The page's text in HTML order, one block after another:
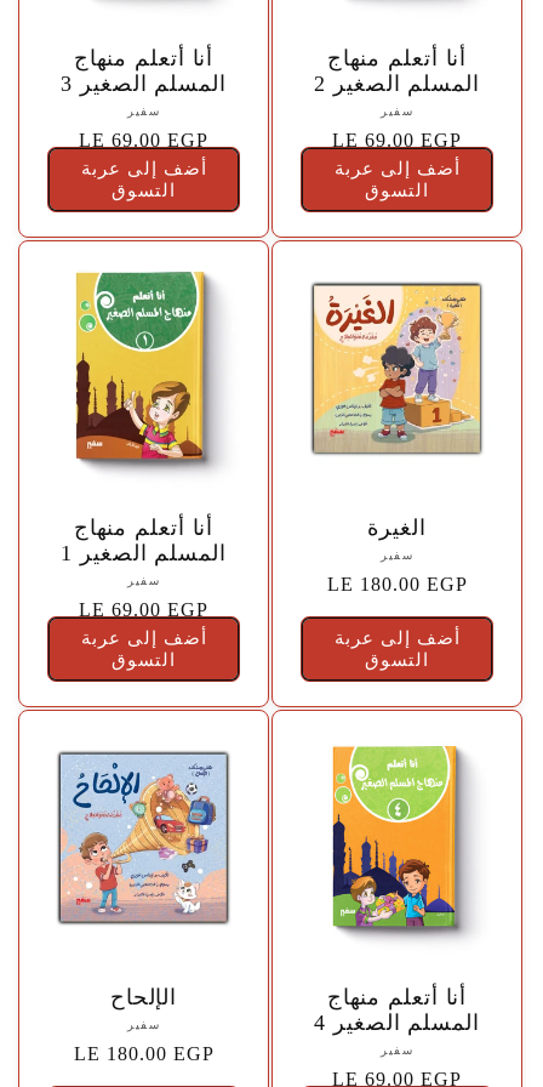
o
أنا أتعلم منهاج
المسلم الصغير 3
المورّد:
{{
vendor
}}
سفير
السعر
الاعتيادي
LE 69.00 EGP
أضف إلى عربة
التسوق
أنا أتعلم منهاج
المسلم الصغير 2
المورّد:
{{
vendor
}}
سفير
السعر
الاعتيادي
LE 69.00 EGP
أضف إلى عربة
التسوق
أنا أتعلم منهاج
المسلم الصغير 1
المورّد:
{{
vendor
}}
سفير
السعر
الاعتيادي
LE 69.00 EGP
أضف إلى عربة
التسوق
الغيرة
المورّد:
{{
}}
سفير
السعر
الاعتيادي
LE 180.00 EGP
أضف إلى عربة
التسوق
الإلحاح
المورّد:
{{
سفير
السعر
الاعتيادي
LE 180.00 EGP
أنا أتعلم منهاج
المسلم الصغير 4
المورّد:
{{
سفير
السعر
LE 69.00 EGP